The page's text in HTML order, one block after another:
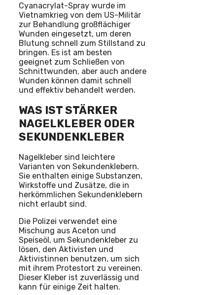
Cyanacrylat-Spray wurde im
Vietnamkrieg von dem US-Militär
zur Behandlung großflächiger
Wunden eingesetzt, um deren
Blutung schnell zum Stillstand zu
bringen. Es ist am besten
geeignet zum Schließen von
Schnittwunden, aber auch andere
Wunden können damit schnell
und effektiv behandelt werden.
WAS IST STÄRKER
NAGELKLEBER ODER
SEKUNDENKLEBER
Nagelkleber sind leichtere
Varianten von Sekundenklebern.
Sie enthalten einige Substanzen,
Wirkstoffe und Zusätze, die in
herkömmlichen Sekundenklebern
nicht erlaubt sind.
Die Polizei verwendet eine
Mischung aus Aceton und
Speiseöl, um Sekundenkleber zu
lösen, den Aktivisten und
Aktivistinnen benutzen, um sich
mit ihrem Protestort zu vereinen.
Dieser Kleber ist zuverlässig und
kann für einige Zeit halten.